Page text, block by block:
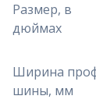
Размер, в
дюймах
Ширина
шины, мм